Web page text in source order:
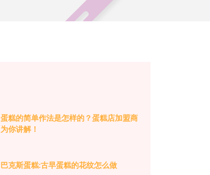
蛋糕的简单作法是怎样的？蛋糕店加盟商
为你讲解！
巴克斯蛋糕:古早蛋糕的花纹怎么做